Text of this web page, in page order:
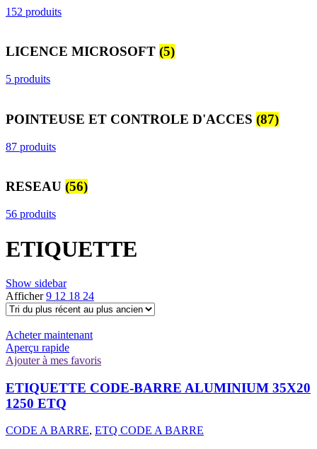
152 produits
LICENCE MICROSOFT (5)
5 produits
POINTEUSE ET CONTROLE D'ACCES (87)
87 produits
RESEAU (56)
56 produits
ETIQUETTE
Show sidebar
Afficher9 12 18 24
Acheter maintenant
Aperçu rapide
Ajouter à mes favoris
ETIQUETTE CODE-BARRE ALUMINIUM 35X20
1250 ETQ
CODE A BARRE, ETQ CODE A BARRE